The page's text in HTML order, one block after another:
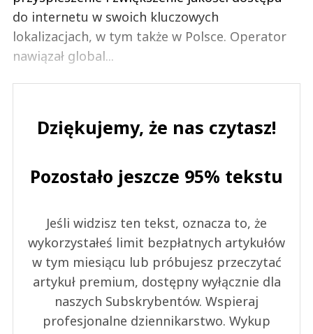
do internetu w swoich kluczowych
lokalizacjach, w tym także w Polsce. Operator
nawiązał global...
Dziękujemy, że nas czytasz!
Pozostało jeszcze 95% tekstu
Jeśli widzisz ten tekst, oznacza to, że
wykorzystałeś limit bezpłatnych artykułów
w tym miesiącu lub próbujesz przeczytać
artykuł premium, dostępny wyłącznie dla
naszych Subskrybentów. Wspieraj
profesjonalne dziennikarstwo. Wykup